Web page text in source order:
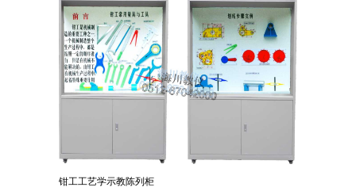
钳工工艺学示教陈列柜